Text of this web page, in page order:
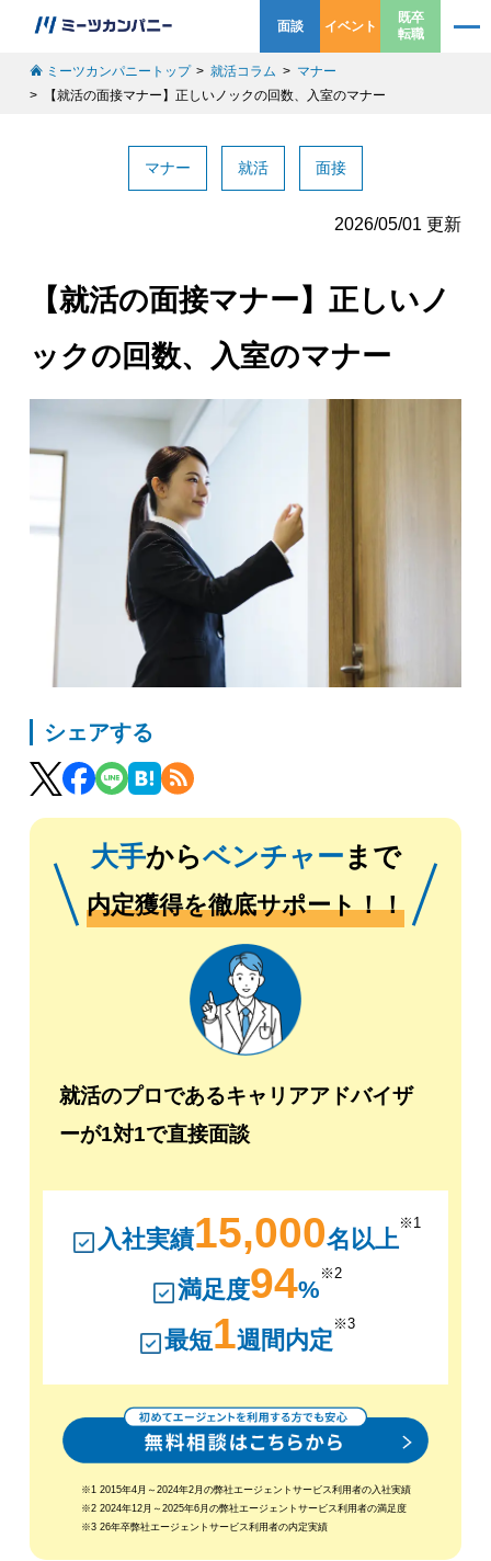
面談 イベント
既卒
転職
ミーツカンパニートップ 就活コラム
マナー
【就活の面接マナー】正しいノックの回数、入室のマナー
マナー 就活 面接
2026/05/01 更新
【就活の面接マナー】正しいノ
ックの回数、入室のマナー
シェアする
大手からベンチャー まで
内定獲得を徹底サポート！！
就活のプロであるキャリアアドバイザ
ーが1対1で直接面談
入社実績15,000名以上
※1
満足度94%
※2
最短1週間内定
※3
※1 2015年4月～2024年2月の弊社エージェントサービス利用者の入社実績
※2 2024年12月～2025年6月の弊社エージェントサービス利用者の満足度
※3 26年卒弊社エージェントサービス利用者の内定実績